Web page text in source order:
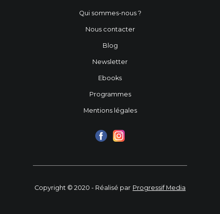
Qui sommes-nous ?
Nous contacter
Blog
Newsletter
Ebooks
Programmes
Mentions légales
Copyright © 2020 - Réalisé par Progressif Media